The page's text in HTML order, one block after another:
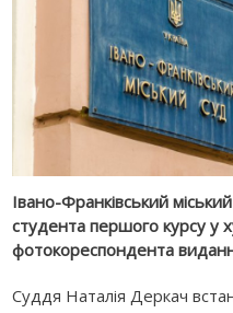
Івано-Франківський
студента першого курсу у
фотокореспондента
Суддя Наталія Деркач